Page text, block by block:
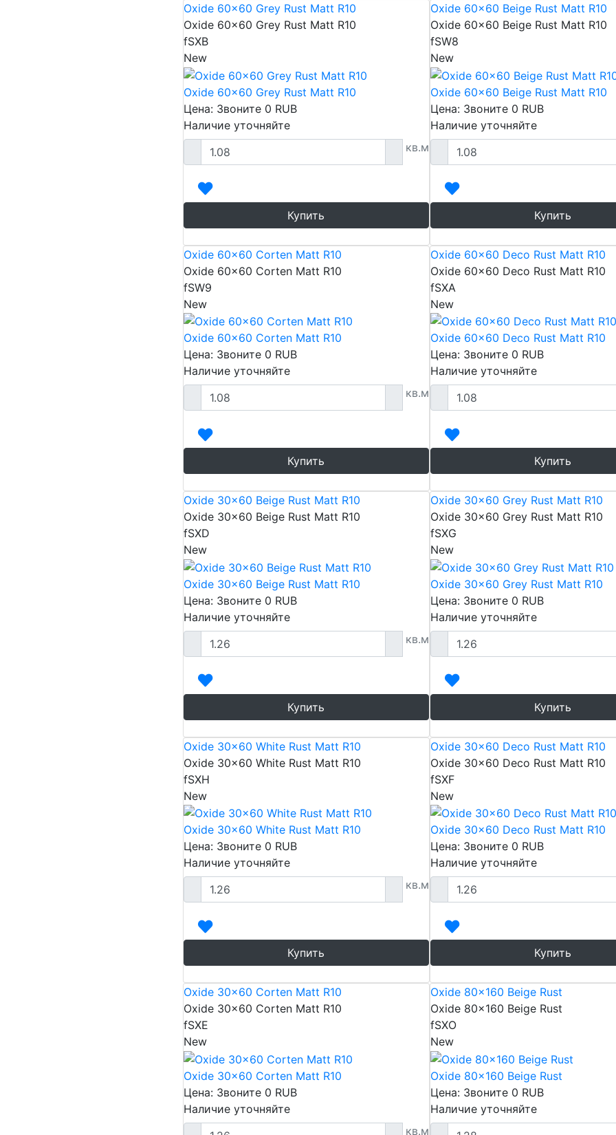
Oxide 60x60 Grey Rust Matt R10
Oxide 60x60 Grey Rust Matt R10
fSXB
New
Oxide 60x60 Grey Rust Matt R10
Цена: Звоните 0 RUB
Наличие уточняйте
кв.м
Купить
Oxide 60x60 Beige Rust Matt R10
Oxide 60x60 Beige Rust Matt R10
fSW8
New
Oxide 60x60 Beige Rust Matt R10
Цена: Звоните 0 RUB
Наличие уточняйте
Купить
Oxide 60x60 Corten Matt R10
Oxide 60x60 Corten Matt R10
fSW9
New
Oxide 60x60 Corten Matt R10
Цена: Звоните 0 RUB
Наличие уточняйте
кв.м
Купить
Oxide 60x60 Deco Rust Matt R10
Oxide 60x60 Deco Rust Matt R10
fSXA
New
Oxide 60x60 Deco Rust Matt R10
Цена: Звоните 0 RUB
Наличие уточняйте
Купить
Oxide 30x60 Beige Rust Matt R10
Oxide 30x60 Beige Rust Matt R10
fSXD
New
Oxide 30x60 Beige Rust Matt R10
Цена: Звоните 0 RUB
Наличие уточняйте
кв.м
Купить
Oxide 30x60 Grey Rust Matt R10
Oxide 30x60 Grey Rust Matt R10
fSXG
New
Oxide 30x60 Grey Rust Matt R10
Цена: Звоните 0 RUB
Наличие уточняйте
Купить
Oxide 30x60 White Rust Matt R10
Oxide 30x60 White Rust Matt R10
fSXH
New
Oxide 30x60 White Rust Matt R10
Цена: Звоните 0 RUB
Наличие уточняйте
кв.м
Купить
Oxide 30x60 Deco Rust Matt R10
Oxide 30x60 Deco Rust Matt R10
fSXF
New
Oxide 30x60 Deco Rust Matt R10
Цена: Звоните 0 RUB
Наличие уточняйте
Купить
Oxide 30x60 Corten Matt R10
Oxide 30x60 Corten Matt R10
fSXE
New
Oxide 30x60 Corten Matt R10
Цена: Звоните 0 RUB
Наличие уточняйте
кв.м
Oxide 80x160 Beige Rust
Oxide 80x160 Beige Rust
fSXO
New
Oxide 80x160 Beige Rust
Цена: Звоните 0 RUB
Наличие уточняйте